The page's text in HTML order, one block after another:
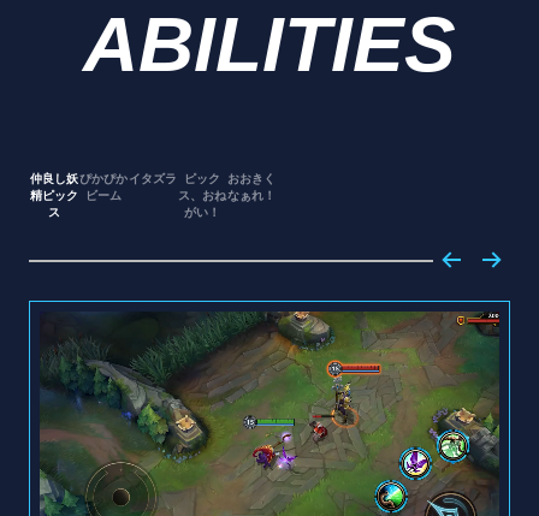
ABILITIES
仲良し妖
精ピック
ス
ぴかぴか
ビーム
イタズラ
ピック
ス、おね
がい！
おおきく
なぁれ！